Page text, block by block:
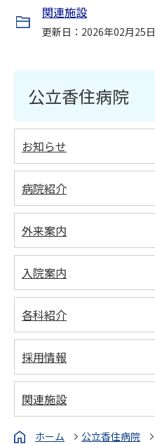
関連施設
更新日：2026年02月25日
公立香住病院
お知らせ
病院紹介
外来案内
入院案内
各科紹介
採用情報
関連施設
ホーム 公立香住病院